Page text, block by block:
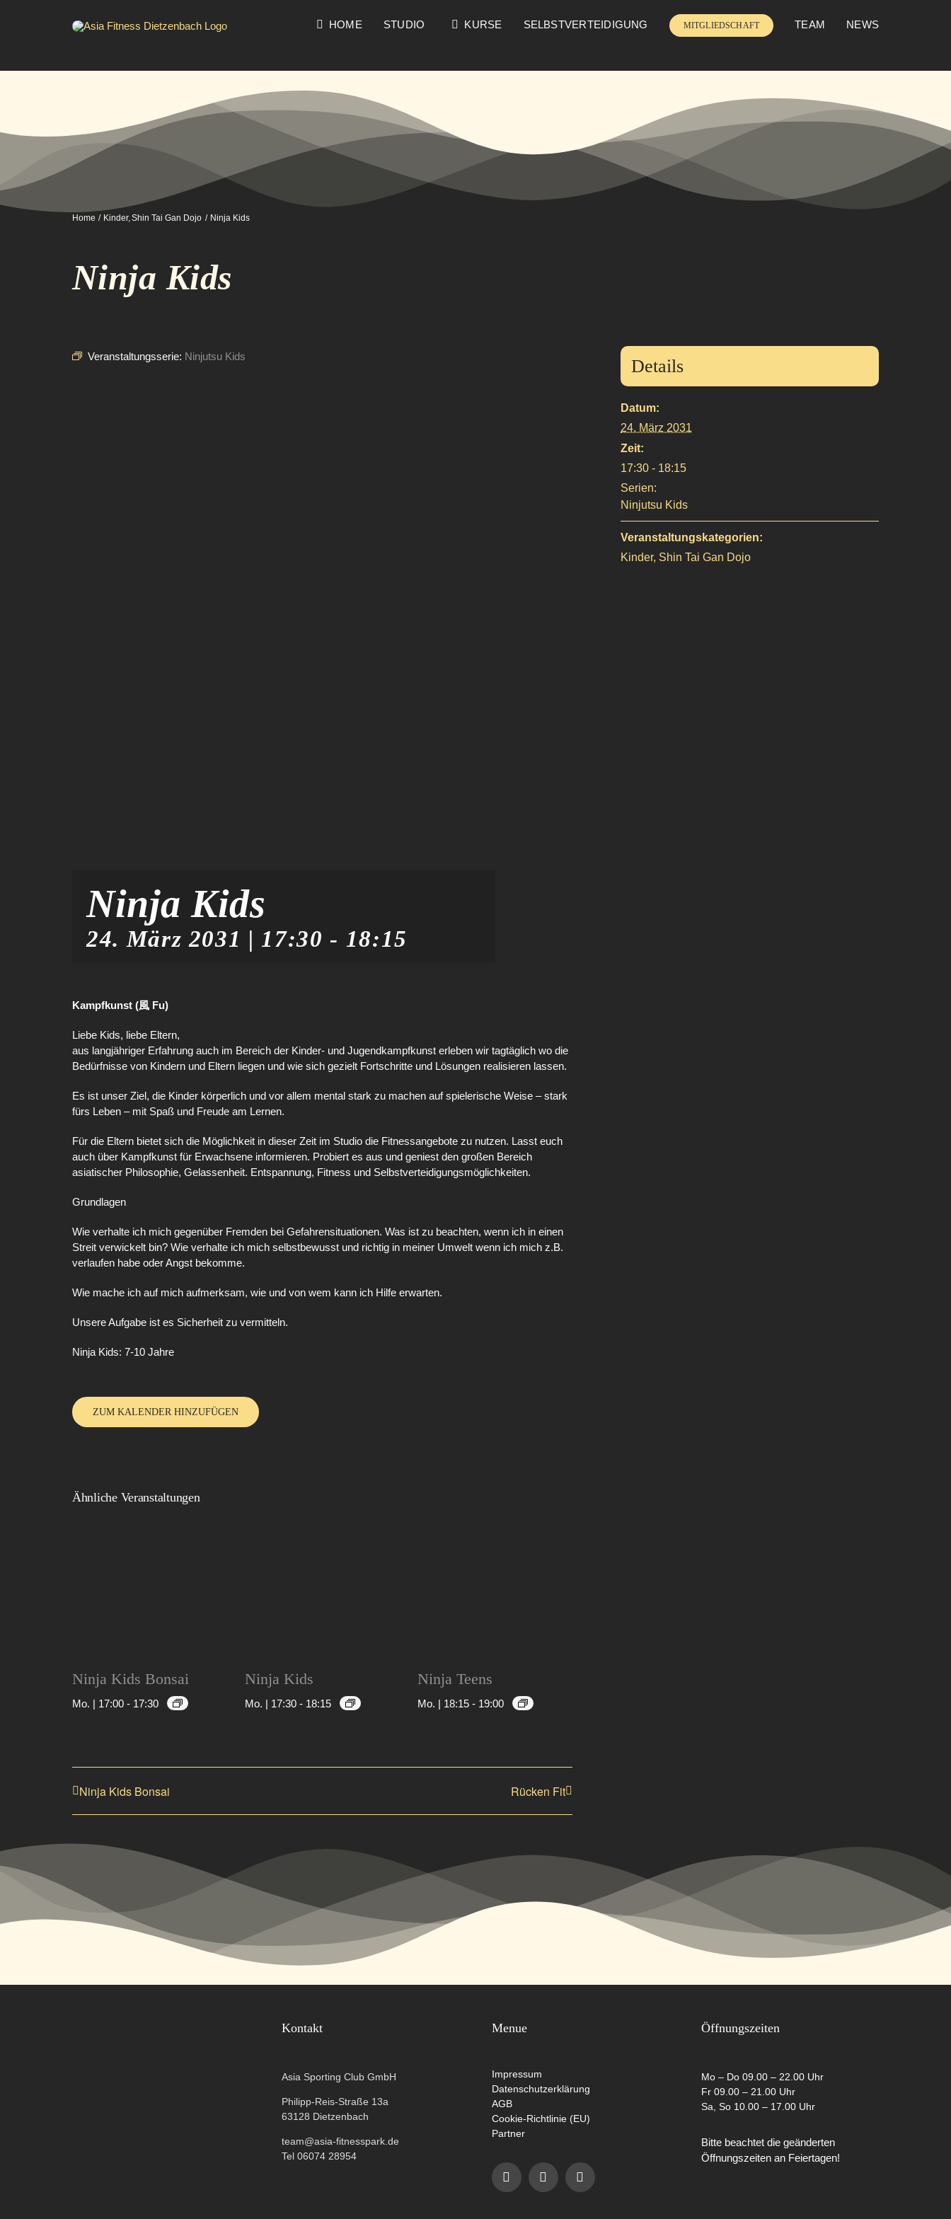
HOME STUDIO KURSE SELBSTVERTEIDIGUNG MITGLIEDSCHAFT TEAM NEWS
Home Kinder Shin Tai Gan Dojo Ninja Kids
Ninja Kids
Veranstaltungsserie: Ninjutsu Kids
Ninja Kids
24. März 2031 | 17:30 - 18:15
Kampfkunst (風 Fu)
Liebe Kids, liebe Eltern,
aus langjähriger Erfahrung auch im Bereich der Kinder- und Jugendkampfkunst erleben wir tagtäglich wo die
Bedürfnisse von Kindern und Eltern liegen und wie sich gezielt Fortschritte und Lösungen realisieren lassen.
Es ist unser Ziel, die Kinder körperlich und vor allem mental stark zu machen auf spielerische Weise – stark
fürs Leben – mit Spaß und Freude am Lernen.
Für die Eltern bietet sich die Möglichkeit in dieser Zeit im Studio die Fitnessangebote zu nutzen. Lasst euch
auch über Kampfkunst für Erwachsene informieren. Probiert es aus und geniest den großen Bereich
asiatischer Philosophie, Gelassenheit. Entspannung, Fitness und Selbstverteidigungsmöglichkeiten.
Grundlagen
Wie verhalte ich mich gegenüber Fremden bei Gefahrensituationen. Was ist zu beachten, wenn ich in einen
Streit verwickelt bin? Wie verhalte ich mich selbstbewusst und richtig in meiner Umwelt wenn ich mich z.B.
verlaufen habe oder Angst bekomme.
Wie mache ich auf mich aufmerksam, wie und von wem kann ich Hilfe erwarten.
Unsere Aufgabe ist es Sicherheit zu vermitteln.
Ninja Kids: 7-10 Jahre
ZUM KALENDER HINZUFÜGEN
Ähnliche Veranstaltungen
Ninja Kids Bonsai
Mo. | 17:00 - 17:30
Ninja Kids
Mo. | 17:30 - 18:15
Ninja Teens
Mo. | 18:15 - 19:00
Ninja Kids Bonsai Rücken Fit
Details
Datum:
24. März 2031
Zeit:
17:30 - 18:15
Serien:
Ninjutsu Kids
Veranstaltungskategorien:
Kinder, Shin Tai Gan Dojo
Kontakt
Asia Sporting Club GmbH
Philipp-Reis-Straße 13a
63128 Dietzenbach
team@asia-fitnesspark.de
Tel 06074 28954
Menue
Impressum
Datenschutzerklärung
AGB
Cookie-Richtlinie (EU)
Partner
Öffnungszeiten
Mo – Do 09.00 – 22.00 Uhr
Fr 09.00 – 21.00 Uhr
Sa, So 10.00 – 17.00 Uhr
Bitte beachtet die geänderten
Öffnungszeiten an Feiertagen!